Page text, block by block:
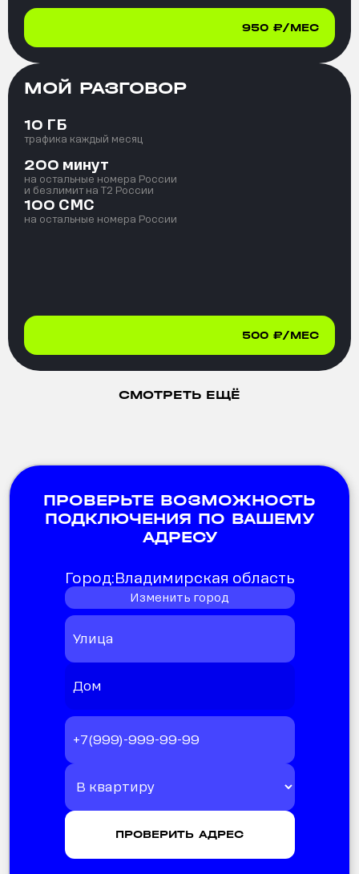
950 ₽/МЕС
МОЙ РАЗГОВОР
10 ГБ
трафика каждый месяц
200 минут
на остальные номера России
и безлимит на T2 России
100 СМС
на остальные номера России
500 ₽/МЕС
СМОТРЕТЬ ЕЩЁ
ПРОВЕРЬТЕ ВОЗМОЖНОСТЬ
ПОДКЛЮЧЕНИЯ ПО ВАШЕМУ
АДРЕСУ
Город:Владимирская область
Изменить город